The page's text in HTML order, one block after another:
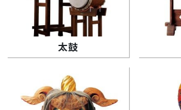
太鼓